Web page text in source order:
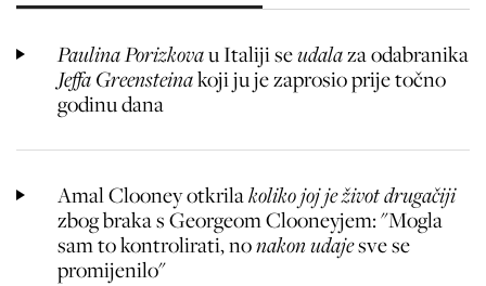
Paulina Porizkovau Italiji seudalaza odabranika
Jeffa Greensteinakoji ju je zaprosio prije točno
godinu dana
Amal Clooney otkrilakoliko joj je život drugačiji
zbog braka s Georgeom Clooneyjem: "Mogla
sam to kontrolirati, nonakon udajesve se
promijenilo"